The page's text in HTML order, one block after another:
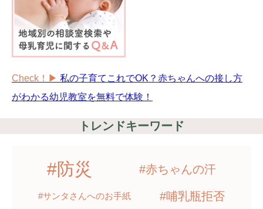
Check！▶︎ 私の子育てこれでOK？赤ちゃんへの接し方
がわかる幼児教室を無料で体験！
トレンドキーワード
#防災 #赤ちゃんの汗
#サンタさんへのお手紙 #哺乳瓶拒否